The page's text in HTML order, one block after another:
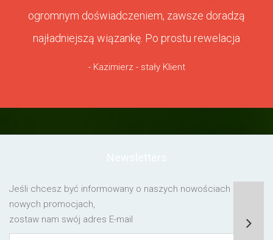
ogromnym doświadczeniem, zawsze doradzą
najładniejszą wiązankę. Po prostu rewelacja
- Kazimierz - stały Klient
Jeśli chcesz być informowany o naszych nowościach lub o
nowych promocjach,
zostaw nam swój adres E-mail